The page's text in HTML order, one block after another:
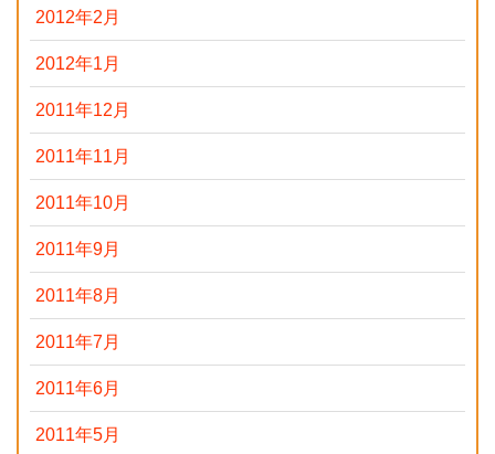
2012年2月
2012年1月
2011年12月
2011年11月
2011年10月
2011年9月
2011年8月
2011年7月
2011年6月
2011年5月